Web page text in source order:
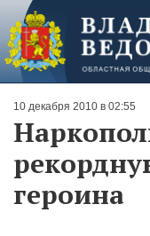
10 декабря 2010 в 02:55
героина